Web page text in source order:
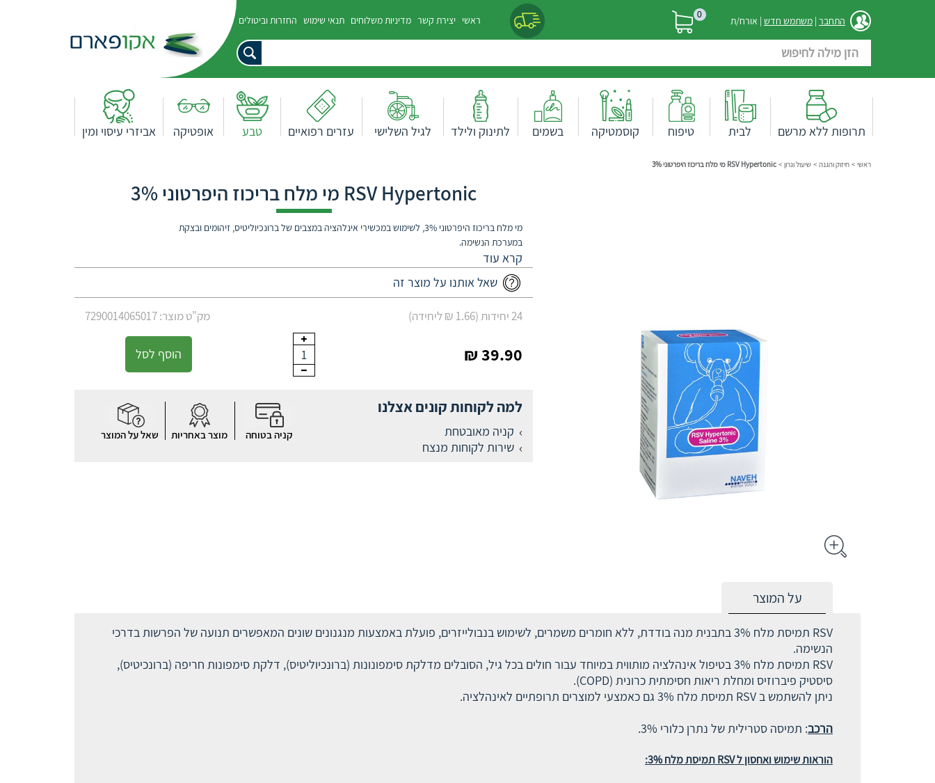
התחבר | משתמש חדש | אורח/ת 0 ראשי יצירת קשר מדיניות משלוחים תנאי שימוש החזרות וביטולים
תרופות ללא מרשם לבית טיפוח קוסמטיקה בשמים לתינוק ולילד לגיל השלישי עזרים רפואיים טבע אופטיקה אביזרי עיסוי ומין
ראשי > חיזוק והגנה > שיעול וגרון > RSV Hypertonic מי מלח בריכוז היפרטוני 3%
RSV Hypertonic מי מלח בריכוז היפרטוני 3%
מי מלח בריכוז היפרטוני 3%, לשימוש במכשירי אינלהציה במצבים של ברונכיוליטיס, זיהומים ובצקת
במערכת הנשימה.
שאל אותנו על מוצר זה
24 יחידות (1.66 ₪ ליחידה) מק"ט מוצר: 7290014065017
39.90 ₪
1 הוסף לסל
למה לקוחות קונים אצלנו
קניה מאובטחת
שירות לקוחות מנצח
קניה בטוחה מוצר באחריות שאל על המוצר
על המוצר
RSV תמיסת מלח 3% בתבנית מנה בודדת, ללא חומרים משמרים, לשימוש בנבולייזרים, פועלת באמצעות מנגנונים שונים המאפשרים תנועה של הפרשות בדרכי
הנשימה.
RSV תמיסת מלח 3% בטיפול אינהלציה מותווית במיוחד עבור חולים בכל גיל, הסובלים מדלקת סימפונונות (ברונכיוליטיס), דלקת סימפונות חריפה (ברונכיטיס),
סיסטיק פיברוזיס ומחלת ריאות חסימתית כרונית (COPD).
ניתן להשתמש ב RSV תמיסת מלח 3% גם כאמצעי למוצרים תרופתיים לאינהלציה.
הרכב: תמיסה סטרילית של נתרן כלורי 3%.
הוראות שימוש ואחסון ל RSV תמיסת מלח 3%: